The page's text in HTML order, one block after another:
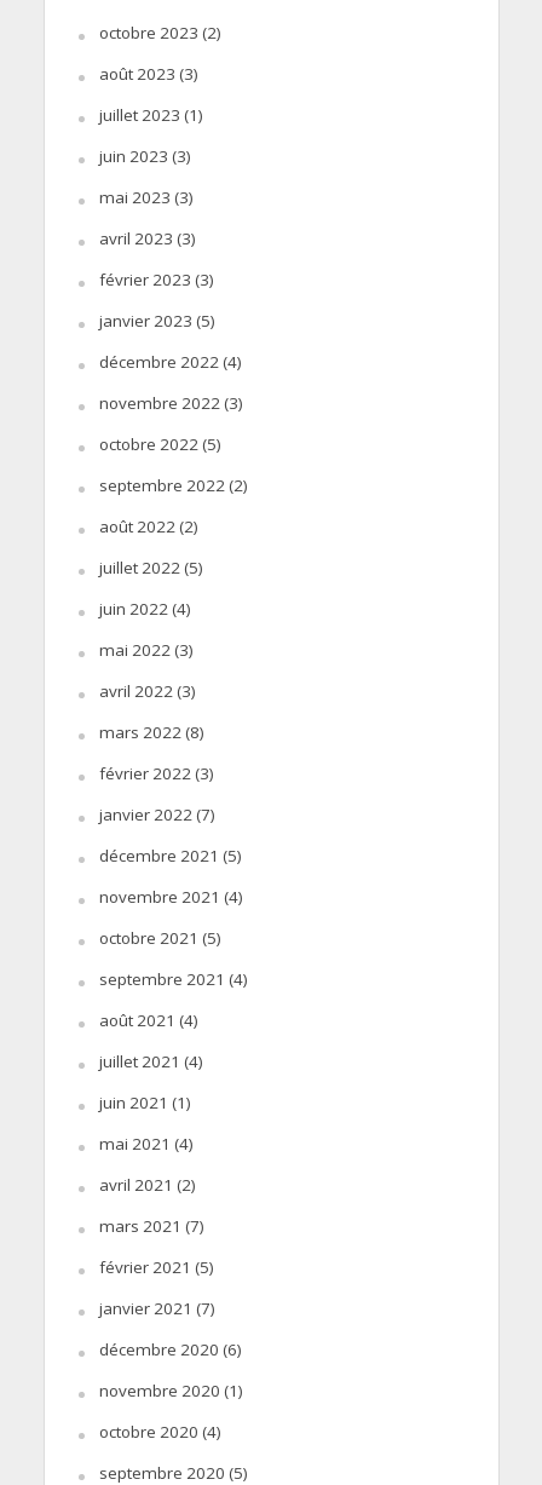
octobre 2023 (2)
août 2023 (3)
juillet 2023 (1)
juin 2023 (3)
mai 2023 (3)
avril 2023 (3)
février 2023 (3)
janvier 2023 (5)
décembre 2022(4)
novembre 2022(3)
octobre 2022(5)
septembre 2022(2)
août 2022(2)
juillet 2022(5)
juin 2022(4)
mai 2022(3)
avril 2022(3)
mars 2022(8)
février 2022(3)
janvier 2022(7)
décembre 2021 (5)
novembre 2021 (4)
octobre 2021 (5)
septembre 2021 (4)
août 2021 (4)
juillet 2021 (4)
juin 2021 (1)
mai 2021 (4)
avril 2021 (2)
mars 2021 (7)
février 2021 (5)
janvier 2021 (7)
décembre 2020 (6)
novembre 2020 (1)
octobre 2020 (4)
septembre 2020 (5)